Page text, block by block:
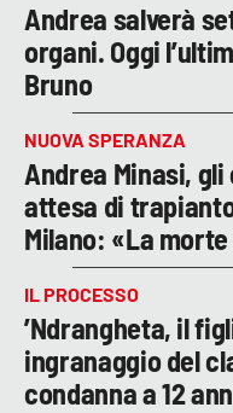
Andrea salverà
organi. Oggi
Bruno
NUOVA SPERANZA
Andrea Minasi,
attesa di
Milano: «La
IL PROCESSO
’Ndrangheta, il
ingranaggio del
condanna a 12